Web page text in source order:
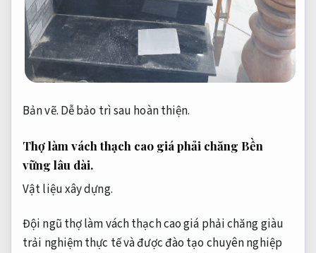
Bản vẽ. Dễ bảo trì sau hoàn thiện.
Thợ làm vách thạch cao giá phải chăng Bền
vững lâu dài.
Vật liệu xây dựng.
Đội ngũ thợ làm vách thạch cao giá phải chăng giàu
trải nghiệm thực tế và được đào tạo chuyên nghiệp